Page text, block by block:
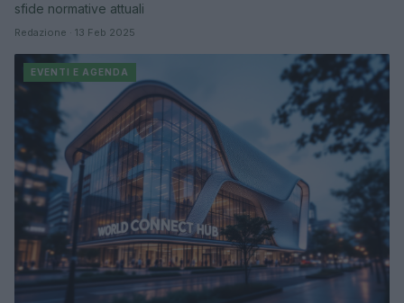
sfide normative attuali
Redazione · 13 Feb 2025
EVENTI E AGENDA